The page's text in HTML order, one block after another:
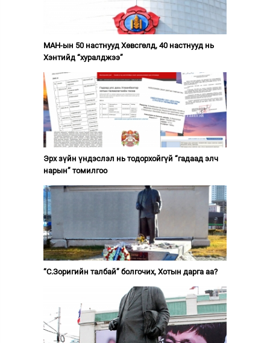
МАН-ын 50 настнууд Хөвсгөлд, 40 настнууд нь
Хэнтийд “хуралджээ”
Эрх зүйн үндэслэл нь тодорхойгүй “гадаад элч
нарын” томилгоо
“С.Зоригийн талбай” болгочих, Хотын дарга аа?